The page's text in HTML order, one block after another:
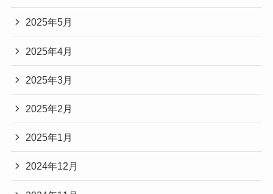
2025年5月
2025年4月
2025年3月
2025年2月
2025年1月
2024年12月